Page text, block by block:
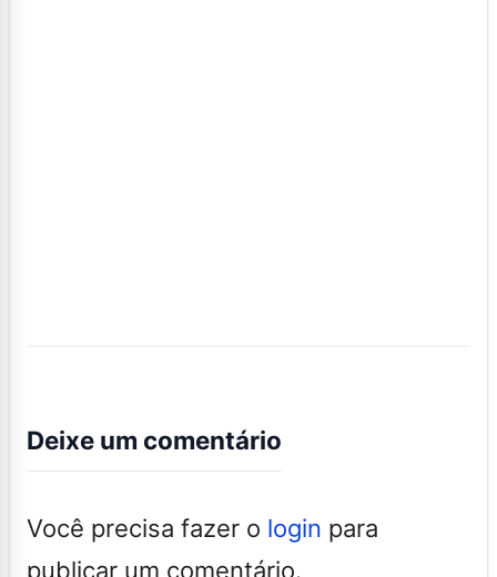
Deixe um comentário
Você precisa fazer o login para
publicar um comentário.